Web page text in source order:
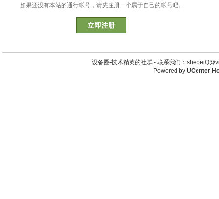
如果还没有本站的通行帐号，请先注册一个属于自己的帐号吧。
立即注册
设备圈-技术精英的社群 - 联系我们：
Powered by UCenter